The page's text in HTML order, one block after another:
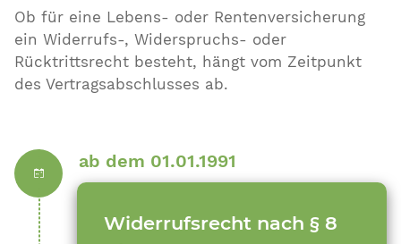
Ob für eine Lebens- oder Rentenversicherung
ein Widerrufs-, Widerspruchs- oder
Rücktrittsrecht besteht, hängt vom Zeitpunkt
des Vertragsabschlusses ab.
ab dem 01.01.1991
Widerrufsrecht nach § 8